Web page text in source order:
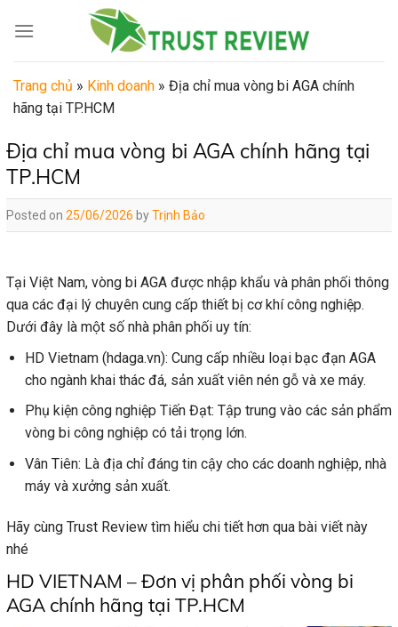
Trang chủ » Kinh doanh » Địa chỉ mua vòng bi AGA chính
hãng tại TP.HCM
Địa chỉ mua vòng bi AGA chính hãng tại
TP.HCM
Posted on 25/06/2026 byTrịnh Bảo
Tại Việt Nam, vòng bi AGA được nhập khẩu và phân phối thông
qua các đại lý chuyên cung cấp thiết bị cơ khí công nghiệp.
Dưới đây là một số nhà phân phối uy tín:
HD Vietnam (hdaga.vn): Cung cấp nhiều loại bạc đạn AGA
cho ngành khai thác đá, sản xuất viên nén gỗ và xe máy.
Phụ kiện công nghiệp Tiến Đạt: Tập trung vào các sản phẩm
vòng bi công nghiệp có tải trọng lớn.
Vân Tiên: Là địa chỉ đáng tin cậy cho các doanh nghiệp, nhà
máy và xưởng sản xuất.
Hãy cùng Trust Review tìm hiểu chi tiết hơn qua bài viết này
nhé
HD VIETNAM – Đơn vị phân phối vòng bi
AGA chính hãng tại TP.HCM